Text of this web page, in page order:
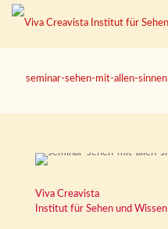
seminar-sehen-mit-allen-sinnen
Viva Creavista
Institut für Sehen und Wissen